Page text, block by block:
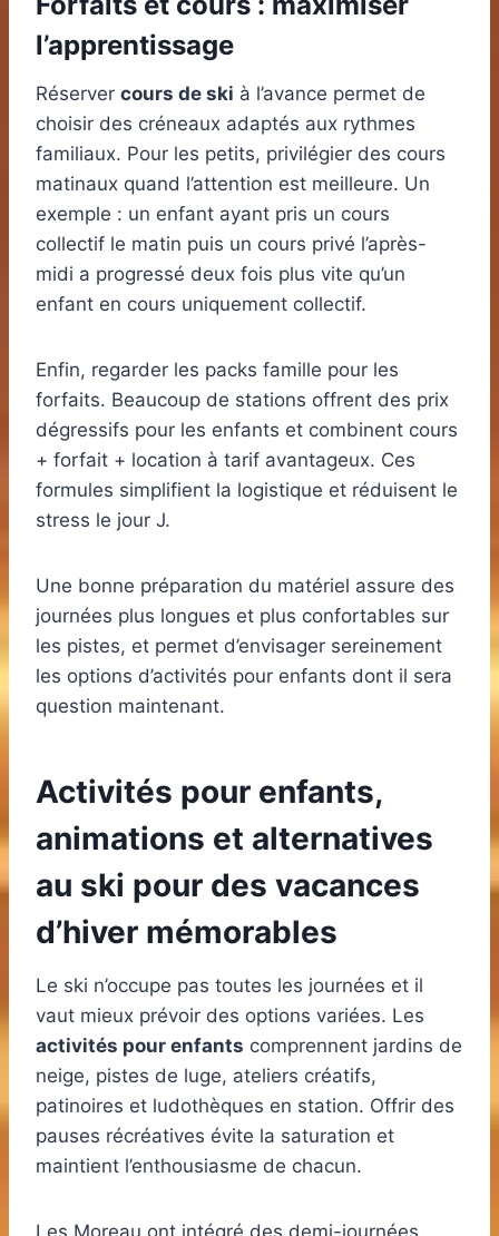
l’apprentissage
Réserver cours de ski à l’avance permet de
choisir des créneaux adaptés aux rythmes
familiaux. Pour les petits, privilégier des cours
matinaux quand l’attention est meilleure. Un
exemple : un enfant ayant pris un cours
collectif le matin puis un cours privé l’après-
midi a progressé deux fois plus vite qu’un
enfant en cours uniquement collectif.
Enfin, regarder les packs famille pour les
forfaits. Beaucoup de stations offrent des prix
dégressifs pour les enfants et combinent cours
+ forfait + location à tarif avantageux. Ces
formules simplifient la logistique et réduisent le
stress le jour J.
Une bonne préparation du matériel assure des
journées plus longues et plus confortables sur
les pistes, et permet d’envisager sereinement
les options d’activités pour enfants dont il sera
question maintenant.
Activités pour enfants,
animations et alternatives
au ski pour des vacances
d’hiver mémorables
Le ski n’occupe pas toutes les journées et il
vaut mieux prévoir des options variées. Les
activités pour enfants comprennent jardins de
neige, pistes de luge, ateliers créatifs,
patinoires et ludothèques en station. Offrir des
pauses récréatives évite la saturation et
maintient l’enthousiasme de chacun.